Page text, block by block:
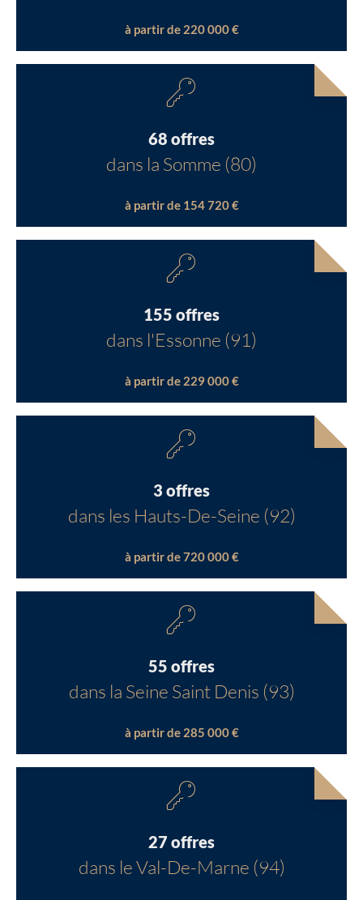
à partir de 220 000 €
68 offres
dans la Somme (80)
à partir de 154 720 €
155 offres
dans l'Essonne (91)
à partir de 229 000 €
3 offres
dans les Hauts-De-Seine (92)
à partir de 720 000 €
55 offres
dans la Seine Saint Denis (93)
à partir de 285 000 €
27 offres
dans le Val-De-Marne (94)